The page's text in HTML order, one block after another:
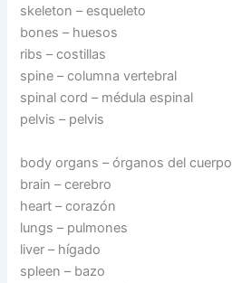
skeleton – esqueleto
bones – huesos
ribs – costillas
spine – columna vertebral
spinal cord – médula espinal
pelvis – pelvis
body organs – órganos del cuerpo
brain – cerebro
heart – corazón
lungs – pulmones
liver – hígado
spleen – bazo